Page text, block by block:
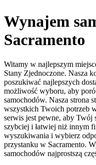
Wynajem
Sacramento
Witamy w najlepszym
Stany Zjednoczone. Nasza
poszukiwać najlepszych
możliwość wyboru, aby
samochodów. Nasza strona
wszystkich Twoich potrzeb
serwis jest pewne, aby Twój
szybciej i łatwiej niż innym
wyszukiwania i wybierz
przystanku w Sacramento.
samochodów najprostszą